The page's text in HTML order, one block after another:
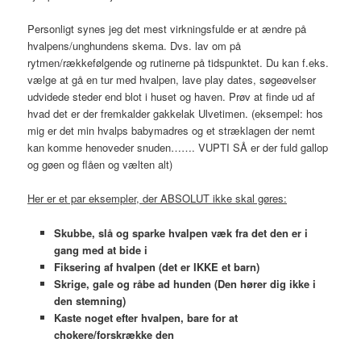
Personligt synes jeg det mest virkningsfulde er at ændre på
hvalpens/unghundens skema. Dvs. lav om på
rytmen/rækkefølgende og rutinerne på tidspunktet. Du kan f.eks.
vælge at gå en tur med hvalpen, lave play dates, søgeøvelser
udvidede steder end blot i huset og haven. Prøv at finde ud af
hvad det er der fremkalder gakkelak Ulvetimen. (eksempel: hos
mig er det min hvalps babymadres og et stræklagen der nemt
kan komme henoveder snuden……. VUPTI SÅ er der fuld gallop
og gøen og flåen og vælten alt)
Her er et par eksempler, der ABSOLUT ikke skal gøres:
Skubbe, slå og sparke hvalpen væk fra det den er i
gang med at bide i
Fiksering af hvalpen (det er IKKE et barn)
Skrige, gale og råbe ad hunden (Den hører dig ikke i
den stemning)
Kaste nogetefter hvalpen, bare for at
chokere/forskrække den